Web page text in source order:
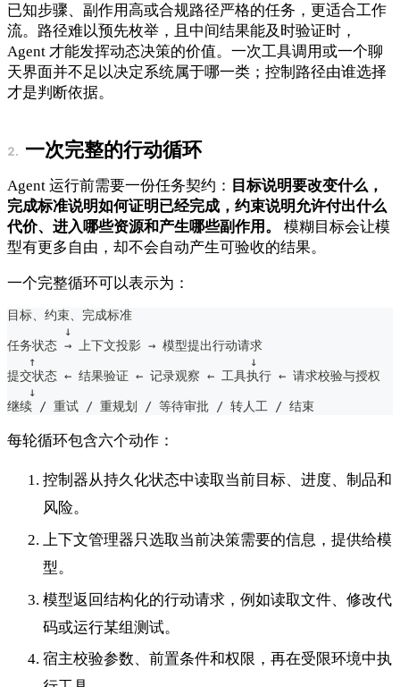
已知步骤、副作用高或合规路径严格的任务，更适合工作
流。路径难以预先枚举，且中间结果能及时验证时，
Agent 才能发挥动态决策的价值。一次工具调用或一个聊
天界面并不足以决定系统属于哪一类；控制路径由谁选择
才是判断依据。
一次完整的行动循环
Agent 运行前需要一份任务契约： 目标说明要改变什么，
完成标准说明如何证明已经完成，约束说明允许付出什么
代价、进入哪些资源和产生哪些副作用。
模糊目标会让模
型有更多自由，却不会自动产生可验收的结果。
一个完整循环可以表示为：
目标、约束、完成标准
        ↓
任务状态 → 上下文投影 → 模型提出行动请求
   ↑                              ↓
提交状态 ← 结果验证 ← 记录观察 ← 工具执行 ← 请求校验与授权
   ↓
继续 / 重试 / 重规划 / 等待审批 / 转人工 / 结束
每轮循环包含六个动作：
控制器从持久化状态中读取当前目标、进度、制品和
风险。
上下文管理器只选取当前决策需要的信息，提供给模
型。
模型返回结构化的行动请求，例如读取文件、修改代
码或运行某组测试。
宿主校验参数、前置条件和权限，再在受限环境中执